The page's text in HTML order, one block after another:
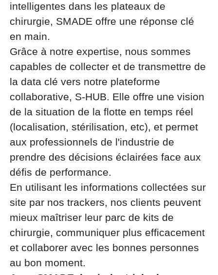
intelligentes dans les plateaux de
chirurgie, SMADE offre une réponse clé
en main.
Grâce à notre expertise, nous sommes
capables de collecter et de transmettre de
la data clé vers notre plateforme
collaborative, S-HUB. Elle offre une vision
de la situation de la flotte en temps réel
(localisation, stérilisation, etc), et permet
aux professionnels de l'industrie de
prendre des décisions éclairées face aux
défis de performance.
En utilisant les informations collectées sur
site par nos trackers, nos clients peuvent
mieux maîtriser leur parc de kits de
chirurgie, communiquer plus efficacement
et collaborer avec les bonnes personnes
au bon moment.